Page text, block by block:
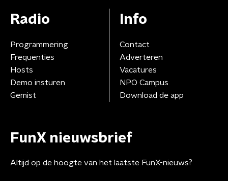
Radio
Programmering
Frequenties
Hosts
Demo insturen
Gemist
Info
Contact
Adverteren
Vacatures
NPO Campus
Download de app
FunX nieuwsbrief
Altijd op de hoogte van het laatste FunX-nieuws?